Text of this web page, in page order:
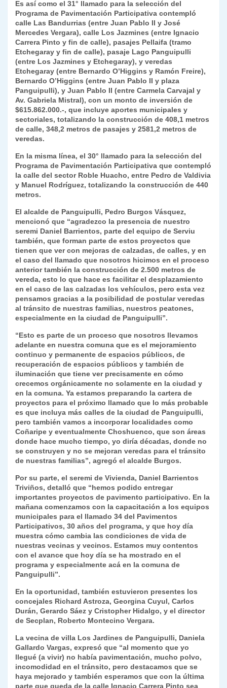
y
Es así como el 31° llamado para la selección del
Programa de Pavimentación Participativa contempló
calle Las Bandurrias (entre Juan Pablo II y José
Mercedes Vergara), calle Los Jazmines (entre Ignacio
Carrera Pinto y fin de calle), pasajes Pellaifa (tramo
Etchegaray y fin de calle), pasaje Lago Panguipulli
(entre Los Jazmines y Etchegaray), y veredas
Etchegaray (entre Bernardo O’Higgins y Ramón Freire),
Bernardo O’Higgins (entre Juan Pablo II y plaza
Panguipulli), y Juan Pablo II (entre Carmela Carvajal y
Av. Gabriela Mistral), con un monto de inversión de
$615.862.000.-, que incluye aportes municipales y
sectoriales, totalizando la construcción de 408,1 metros
de calle, 348,2 metros de pasajes y 2581,2 metros de
veredas.
En la misma línea, el 30° llamado para la selección del
Programa de Pavimentación Participativa que contempló
la calle del sector Roble Huacho, entre Pedro de Valdivia
y Manuel Rodríguez, totalizando la construcción de 440
metros.
El alcalde de Panguipulli, Pedro Burgos Vásquez,
mencionó que “agradezco la presencia de nuestro
seremi Daniel Barrientos, parte del equipo de Serviu
también, que forman parte de estos proyectos que
tienen que ver con mejoras de calzadas, de calles, y en
el caso del llamado que nosotros hicimos en el proceso
anterior también la construcción de 2.500 metros de
vereda, esto lo que hace es facilitar el desplazamiento
en el caso de las calzadas los vehículos, pero esta vez
pensamos gracias a la posibilidad de postular veredas
al tránsito de nuestras familias, nuestros peatones,
especialmente en la ciudad de Panguipulli”.
“Esto es parte de un proceso que nosotros llevamos
adelante en nuestra comuna que es el mejoramiento
continuo y permanente de espacios públicos, de
recuperación de espacios públicos y también de
iluminación que tiene ver precisamente en cómo
crecemos orgánicamente no solamente en la ciudad y
en la comuna. Ya estamos preparando la cartera de
proyectos para el próximo llamado que lo más probable
es que incluya más calles de la ciudad de Panguipulli,
pero también vamos a incorporar localidades como
Coñaripe y eventualmente Choshuenco, que son áreas
donde hace mucho tiempo, yo diría décadas, donde no
se construyen y no se mejoran veredas para el tránsito
de nuestras familias”, agregó el alcalde Burgos.
Por su parte, el seremi de Vivienda, Daniel Barrientos
Triviños, detalló que “hemos podido entregar
importantes proyectos de pavimento participativo. En la
mañana comenzamos con la capacitación a los equipos
municipales para el llamado 34 del Pavimentos
Participativos, 30 años del programa, y que hoy día
muestra cómo cambia las condiciones de vida de
nuestras vecinas y vecinos. Estamos muy contentos
con el avance que hoy día se ha mostrado en el
programa y especialmente acá en la comuna de
Panguipulli”.
En la oportunidad, también estuvieron presentes los
concejales Richard Astroza, Georgina Cuyul, Carlos
Durán, Gerardo Sáez y Cristopher Hidalgo, y el director
de Secplan, Roberto Montecino Vergara.
La vecina de villa Los Jardines de Panguipulli, Daniela
Gallardo Vargas, expresó que “al momento que yo
llegué (a vivir) no había pavimentación, mucho polvo,
incomodidad en el tránsito, pero destacamos que se
haya mejorado y también esperamos que con la última
parte que queda de la calle Ignacio Carrera Pinto sea